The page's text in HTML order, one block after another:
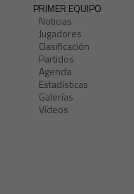
PRIMER EQUIPO
Noticias
Jugadores
Clasificación
Partidos
Agenda
Estadísticas
Galerías
Vídeos